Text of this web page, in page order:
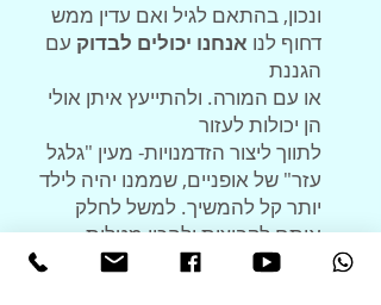
ונכון, בהתאם לגיל ואם עדין ממש
דחוף לנו אנחנו יכולים לבדוק עם
הגננת
או עם המורה. ולהתייעץ איתן אולי
הן יכולות לעזור
לתווך ליצור הזדמנויות- מעין "גלגל
עזר" של אופניים, שממנו יהיה לילד
יותר קל להמשיך. למשל לחלק
אותם לקבוצות ולהכין מטלות
משותפות, להושיב את הילד ליד